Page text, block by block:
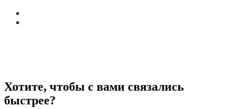
Хотите, чтобы с вами связались
быстрее?